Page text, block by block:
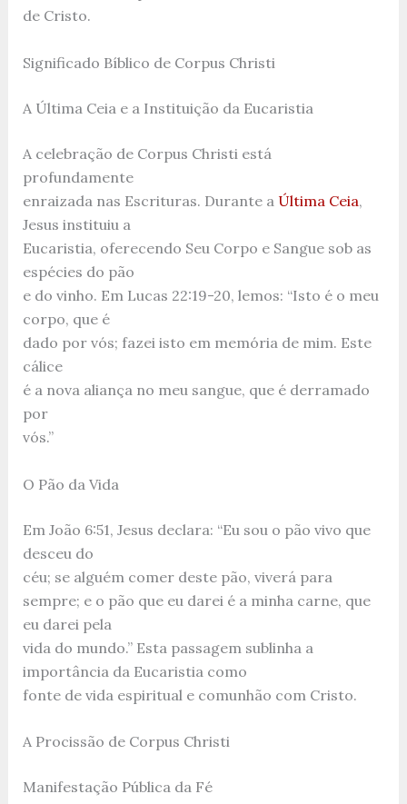
de Cristo.
Significado Bíblico de Corpus Christi
A Última Ceia e a Instituição da Eucaristia
A celebração de Corpus Christi está
profundamente
enraizada nas Escrituras. Durante a Última Ceia,
Jesus instituiu a
Eucaristia, oferecendo Seu Corpo e Sangue sob as
espécies do pão
e do vinho. Em Lucas 22:19-20, lemos: “Isto é o meu
corpo, que é
dado por vós; fazei isto em memória de mim. Este
cálice
é a nova aliança no meu sangue, que é derramado
por
vós.”
O Pão da Vida
Em João 6:51, Jesus declara: “Eu sou o pão vivo que
desceu do
céu; se alguém comer deste pão, viverá para
sempre; e o pão que eu darei é a minha carne, que
eu darei pela
vida do mundo.” Esta passagem sublinha a
importância da Eucaristia como
fonte de vida espiritual e comunhão com Cristo.
A Procissão de Corpus Christi
Manifestação Pública da Fé